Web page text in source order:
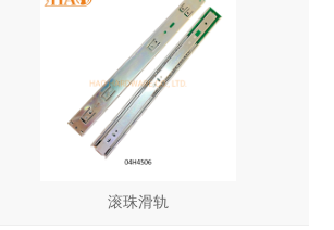
滚珠滑轨